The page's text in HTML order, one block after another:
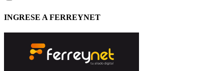
INGRESE A FERREYNET